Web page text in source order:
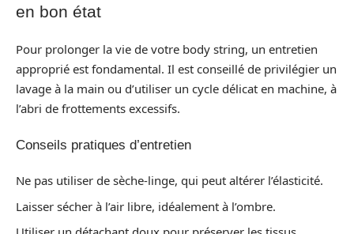
en bon état
Pour prolonger la vie de votre body string, un entretien
approprié est fondamental. Il est conseillé de privilégier un
lavage à la main ou d’utiliser un cycle délicat en machine, à
l’abri de frottements excessifs.
Conseils pratiques d’entretien
Ne pas utiliser de sèche-linge, qui peut altérer l’élasticité.
Laisser sécher à l’air libre, idéalement à l’ombre.